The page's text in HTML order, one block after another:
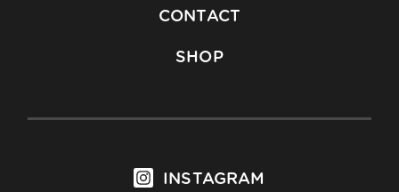
CONTACT
SHOP
INSTAGRAM